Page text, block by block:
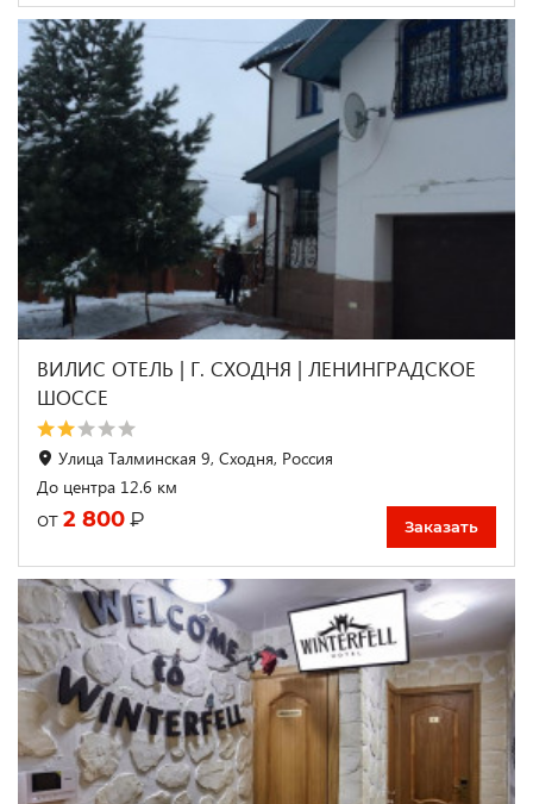
ВИЛИС ОТЕЛЬ | Г. СХОДНЯ | ЛЕНИНГРАДСКОЕ
ШОССЕ
Улица Талминская 9, Сходня, Россия
До центра 12.6 км
от 2 800 ₽ Заказать